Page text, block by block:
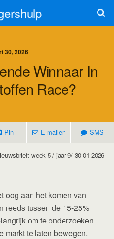
30, 2026
Winnaar In
Race?
Pin E-mailen SMS
week 5 / jaar 9/ 30-01-2026
oog aan het komen van
reeds tussen de 15-25%
om te onderzoeken
markt te laten bewegen.